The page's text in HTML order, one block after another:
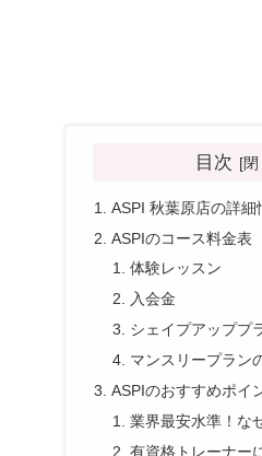
目次
ASPI 秋葉原店の詳細
ASPIのコース料金表
体験レッスン
入会金
シェイプアッププ
マンスリープラン
ASPIのおすすめポイ
業界最安水準！な
有資格トレーナー